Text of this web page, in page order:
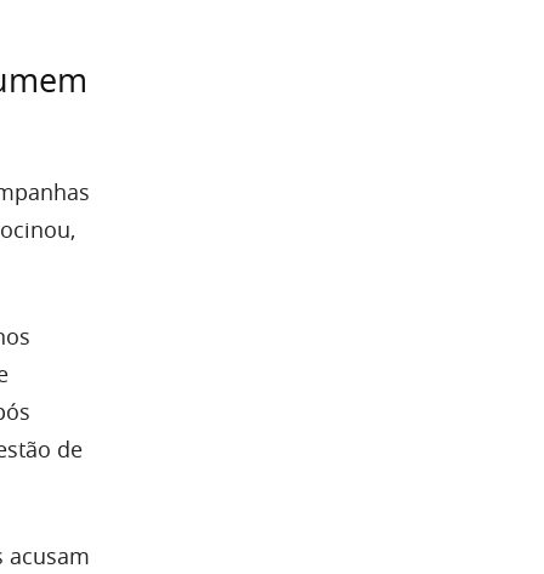
de
acusam